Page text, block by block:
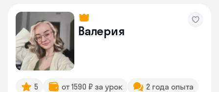
Валерия
5 от 1590 ₽ за урок
2 года опыта